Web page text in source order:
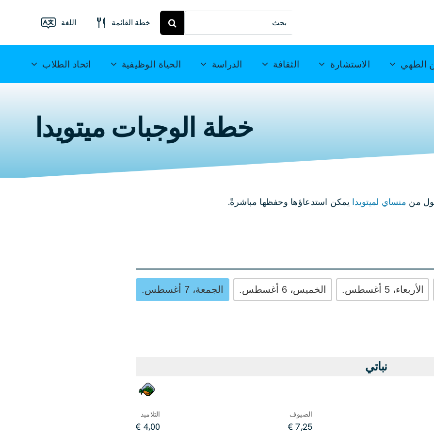
عن:
خطة القائمة
قائمة الطعام
ميتويدا
اللغة
English
الطهي الاستشارة الثقافة الدراسة الحياة الوظيفية اتحاد الطلاب
خطة الوجبات ميتويدا
من منساي لميتويدا يمكن استدعاؤها وحفظها مباشرةً.
الأربعاء، 5 أغسطس. الخميس، 6 أغسطس. الجمعة، 7 أغسطس.
نباتي
الضيوف
7,25 €
التلاميذ
4,00 €